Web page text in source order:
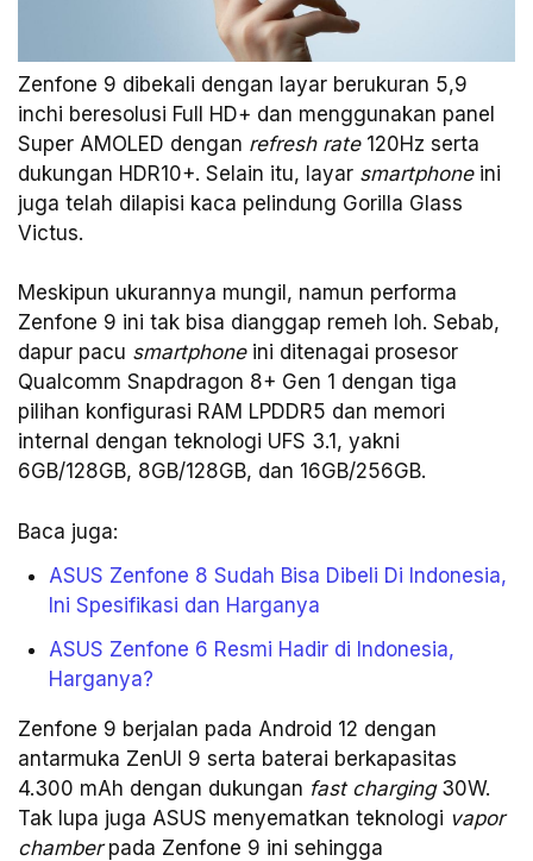
Zenfone 9 dibekali dengan layar berukuran 5,9
inchi beresolusi Full HD+ dan menggunakan panel
Super AMOLED dengan refresh rate120Hz serta
dukungan HDR10+. Selain itu, layar smartphoneini
juga telah dilapisi kaca pelindung Gorilla Glass
Victus.
Meskipun ukurannya mungil, namun performa
Zenfone 9 ini tak bisa dianggap remeh loh. Sebab,
dapur pacu smartphoneini ditenagai prosesor
Qualcomm Snapdragon 8+ Gen 1 dengan tiga
pilihan konfigurasi RAM LPDDR5 dan memori
internal dengan teknologi UFS 3.1, yakni
6GB/128GB, 8GB/128GB, dan 16GB/256GB.
Baca juga:
ASUS Zenfone 8 Sudah Bisa Dibeli Di Indonesia,
Ini Spesifikasi dan Harganya
ASUS Zenfone 6 Resmi Hadir di Indonesia,
Harganya?
Zenfone 9 berjalan pada Android 12 dengan
antarmuka ZenUI 9 serta baterai berkapasitas
4.300 mAh dengan dukungan fast charging30W.
Tak lupa juga ASUS menyematkan teknologi vapor
chamberpada Zenfone 9 ini sehingga